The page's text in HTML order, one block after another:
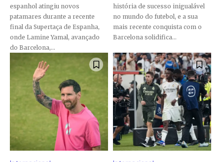
espanhol atingiu novos
patamares durante a recente
final da Supertaça de Espanha,
onde Lamine Yamal, avançado
do Barcelona,...
história de sucesso inigualável
no mundo do futebol, e a sua
mais recente conquista com o
Barcelona solidifica...